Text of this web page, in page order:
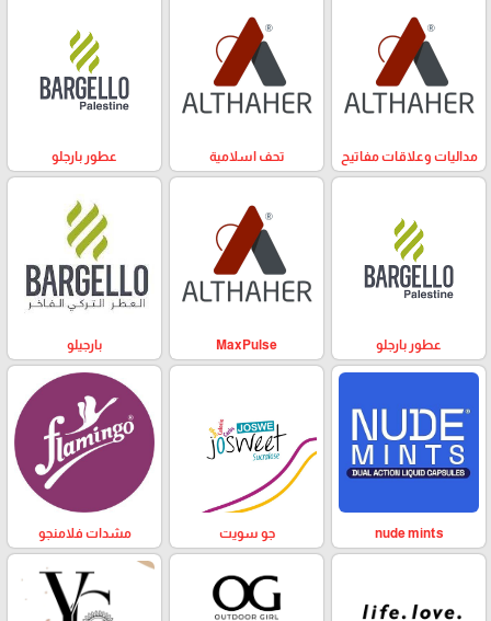
مداليات وعلاقات مفاتيح تحف اسلامية عطور بارجلو
عطور بارجلو MaxPulse بارجيلو
nude mints جو سويت مشدات فلامنجو